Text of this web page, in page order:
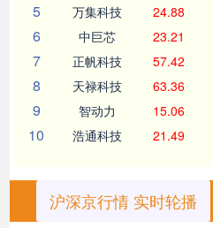
5 万集科技 24.88
6 中巨芯 23.21
7 正帆科技 57.42
8 天禄科技 63.36
9 智动力 15.06
10 浩通科技 21.49
沪深京行情 实时轮播